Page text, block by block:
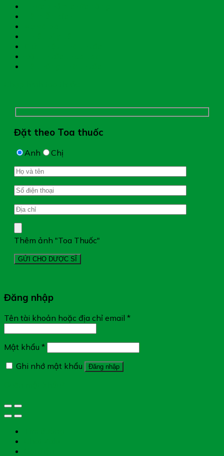
Đặt theo Toa thuốc
Anh Chị
Thêm ảnh "Toa Thuốc"
Đăng nhập
Tên tài khoản hoặc địa chỉ email *
Mật khẩu *
Ghi nhớ mật khẩu
Đăng nhập